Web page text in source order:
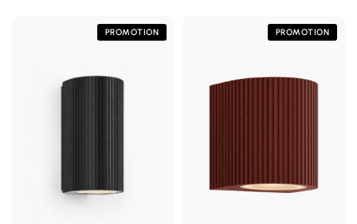
PROMOTION PROMOTION